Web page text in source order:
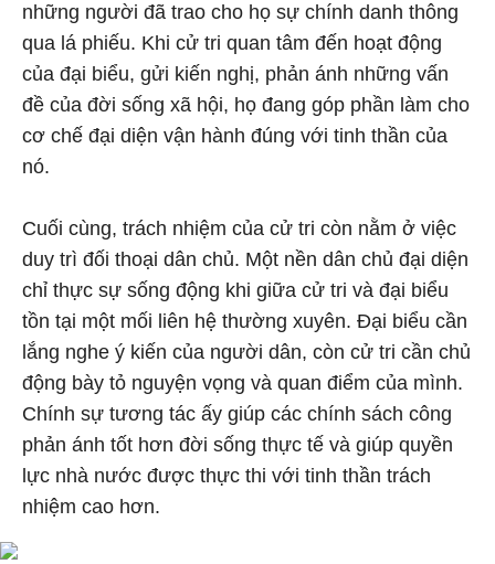
những người đã trao cho họ sự chính danh thông
qua lá phiếu. Khi cử tri quan tâm đến hoạt động
của đại biểu, gửi kiến nghị, phản ánh những vấn
đề của đời sống xã hội, họ đang góp phần làm cho
cơ chế đại diện vận hành đúng với tinh thần của
nó.
Cuối cùng, trách nhiệm của cử tri còn nằm ở việc
duy trì đối thoại dân chủ. Một nền dân chủ đại diện
chỉ thực sự sống động khi giữa cử tri và đại biểu
tồn tại một mối liên hệ thường xuyên. Đại biểu cần
lắng nghe ý kiến của người dân, còn cử tri cần chủ
động bày tỏ nguyện vọng và quan điểm của mình.
Chính sự tương tác ấy giúp các chính sách công
phản ánh tốt hơn đời sống thực tế và giúp quyền
lực nhà nước được thực thi với tinh thần trách
nhiệm cao hơn.